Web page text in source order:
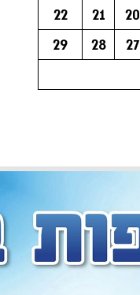
20
21
22
27
28
29